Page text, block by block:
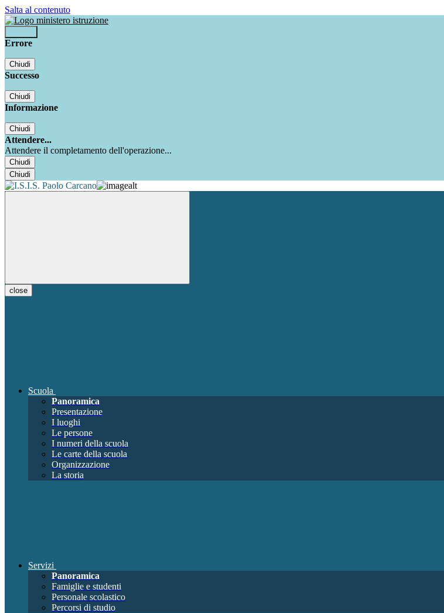
Salta al contenuto
Errore
Chiudi
Successo
Chiudi
Informazione
Chiudi
Attendere...
Attendere il completamento dell'operazione...
Chiudi
Chiudi
close
Scuola
Panoramica
Presentazione
I luoghi
Le persone
I numeri della scuola
Le carte della scuola
Organizzazione
La storia
Servizi
Panoramica
Famiglie e studenti
Personale scolastico
Percorsi di studio